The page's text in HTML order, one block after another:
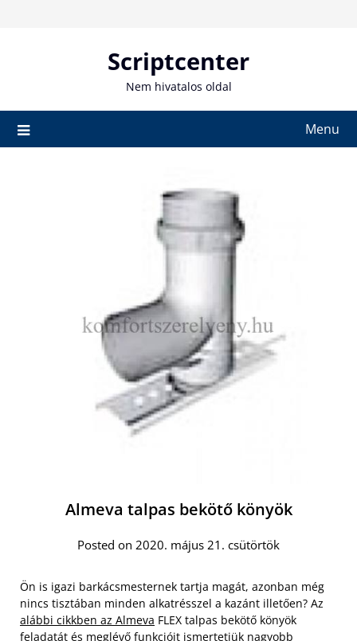
Scriptcenter
Nem hivatalos oldal
Menu
Almeva talpas bekötő könyök
Posted on 2020. május 21. csütörtök
Ön is igazi barkácsmesternek tartja magát, azonban még
nincs tisztában minden alkatrésszel a kazánt illetően? Az
alábbi cikkben az Almeva FLEX talpas bekötő könyök
feladatát és meglévő funkcióit ismertetjük nagyobb